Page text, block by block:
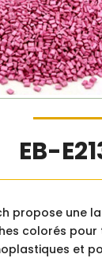
EB-
propose une
colorés pour
et